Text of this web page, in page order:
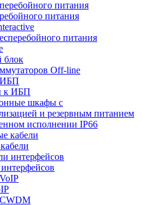
питания
питания
блок
Off-line
ИБП
к ИБП
шкафы с
и резервным питанием
исполнении IP66